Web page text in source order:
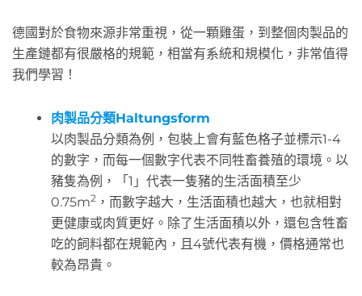
德國對於食物來源非常重視，從一顆雞蛋，到整個肉製品的
生產鏈都有很嚴格的規範，相當有系統和規模化，非常值得
我們學習！
肉製品分類Haltungsform
以肉製品分類為例，包裝上會有藍色格子並標示1-4
的數字，而每一個數字代表不同牲畜養殖的環境。以
豬隻為例，「1」代表一隻豬的生活面積至少
0.75m2 ，而數字越大，生活面積也越大，也就相對
更健康或肉質更好。除了生活面積以外，還包含牲畜
吃的飼料都在規範內，且4號代表有機，價格通常也
較為昂貴。